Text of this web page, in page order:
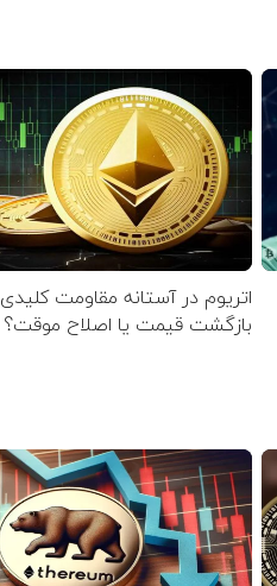
اتریوم در آستانه مقاومت
بازگشت قیمت یا اصلاح موقت؟